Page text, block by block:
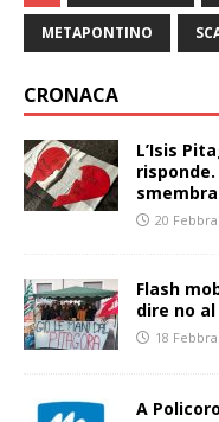
METAPONTINO
CRONACA
L’Isis
20
Flash
dire no
18
A